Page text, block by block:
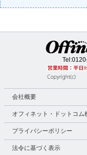
Tel:
会社概要
オフィネット・ドットコム
プライバシーポリシー
法令に基づく表示